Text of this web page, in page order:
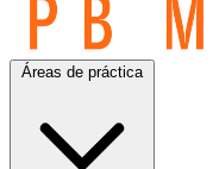
Áreas de práctica